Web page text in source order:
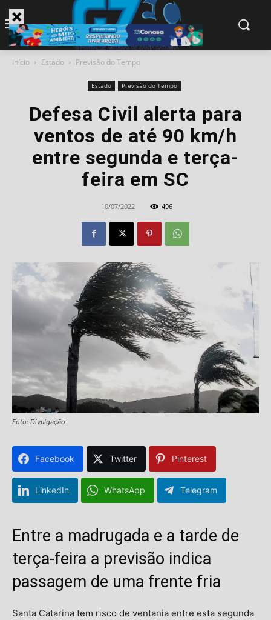
Início Estado Previsão do Tempo
Estado Previsão do Tempo
Defesa Civil alerta para
ventos de até 90 km/h
entre segunda e terça-
feira em SC
10/07/2022 496
Foto: Divulgação
Facebook Twitter Pinterest
LinkedIn WhatsApp Telegram
Entre a madrugada e a tarde de
terça-feira a previsão indica
passagem de uma frente fria
Santa Catarina tem risco de ventania entre esta segunda
modal-check